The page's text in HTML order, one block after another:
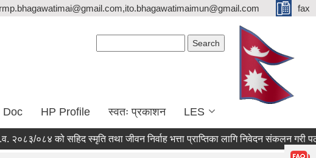
rmp.bhagawatimai@gmail.com,ito.bhagawatimaimun@gmail.com fax
Doc HP Profile स्वतः प्रकाशन LES
०८४ को सहिद स्मृति तथा जीवन निर्वाह भत्ता प्राप्तिका लागि निवेदन संकलन गरी